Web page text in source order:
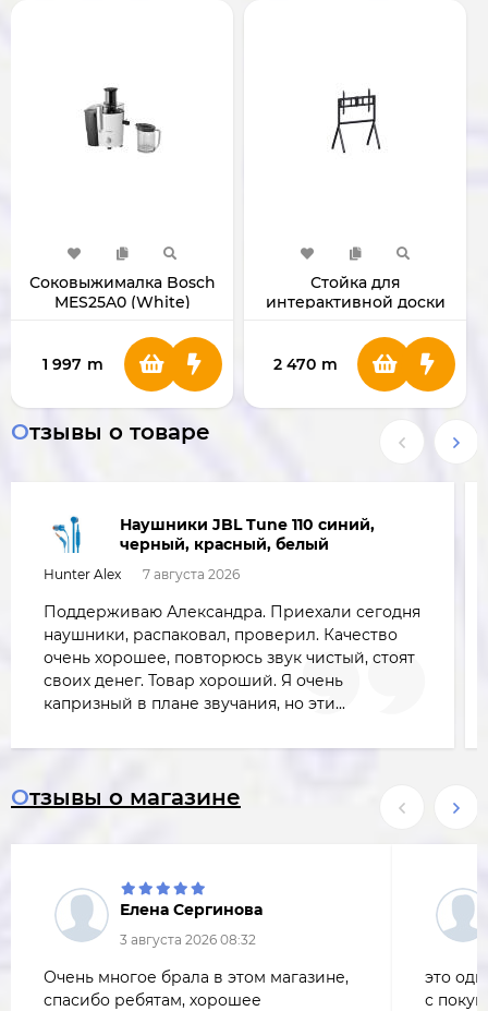
Соковыжималка Bosch
MES25A0 (White)
1 997 m
Стойка для
интерактивной доски
2 470 m
Отзывы о товаре
Наушники JBL Tune 110 синий,
черный, красный, белый
Hunter Alex 7 августа 2026
Поддерживаю Александра. Приехали сегодня
наушники, распаковал, проверил. Качество
очень хорошее, повторюсь звук чистый, стоят
своих денег. Товар хороший. Я очень
капризный в плане звучания, но эти...
Отзывы о магазине
Елена Сергинова
3 августа 2026 08:32
Очень многое брала в этом магазине,
спасибо ребятам, хорошее
это
с